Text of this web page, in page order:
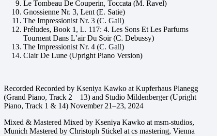
Le Tombeau De Couperin, Toccata (M. Ravel)
Gnossienne Nr. 3, Lent (E. Satie)
The Impressionist Nr. 3 (C. Gall)
Préludes, Book 1, L. 117: 4. Les Sons Et Les Parfums
Tournent Dans L’air Du Soir (C. Debussy)
The Impressionist Nr. 4 (C. Gall)
Clair De Lune (Upright Piano Version)
Recorded Recorded by Kseniya Kawko at Kupferhaus Planegg
(Grand Piano, Track 2 – 13) and Studio Mildenberger (Upright
Piano, Track 1 & 14) November 21–23, 2024
Mixed & Mastered Mixed by Kseniya Kawko at msm-studios,
Munich Mastered by Christoph Stickel at cs mastering, Vienna